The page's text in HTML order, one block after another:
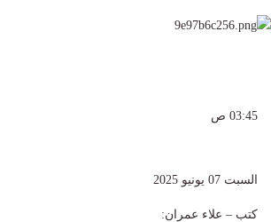
03:45 ص
السبت 07 يونيو 2025
كتب – علاء عمران: